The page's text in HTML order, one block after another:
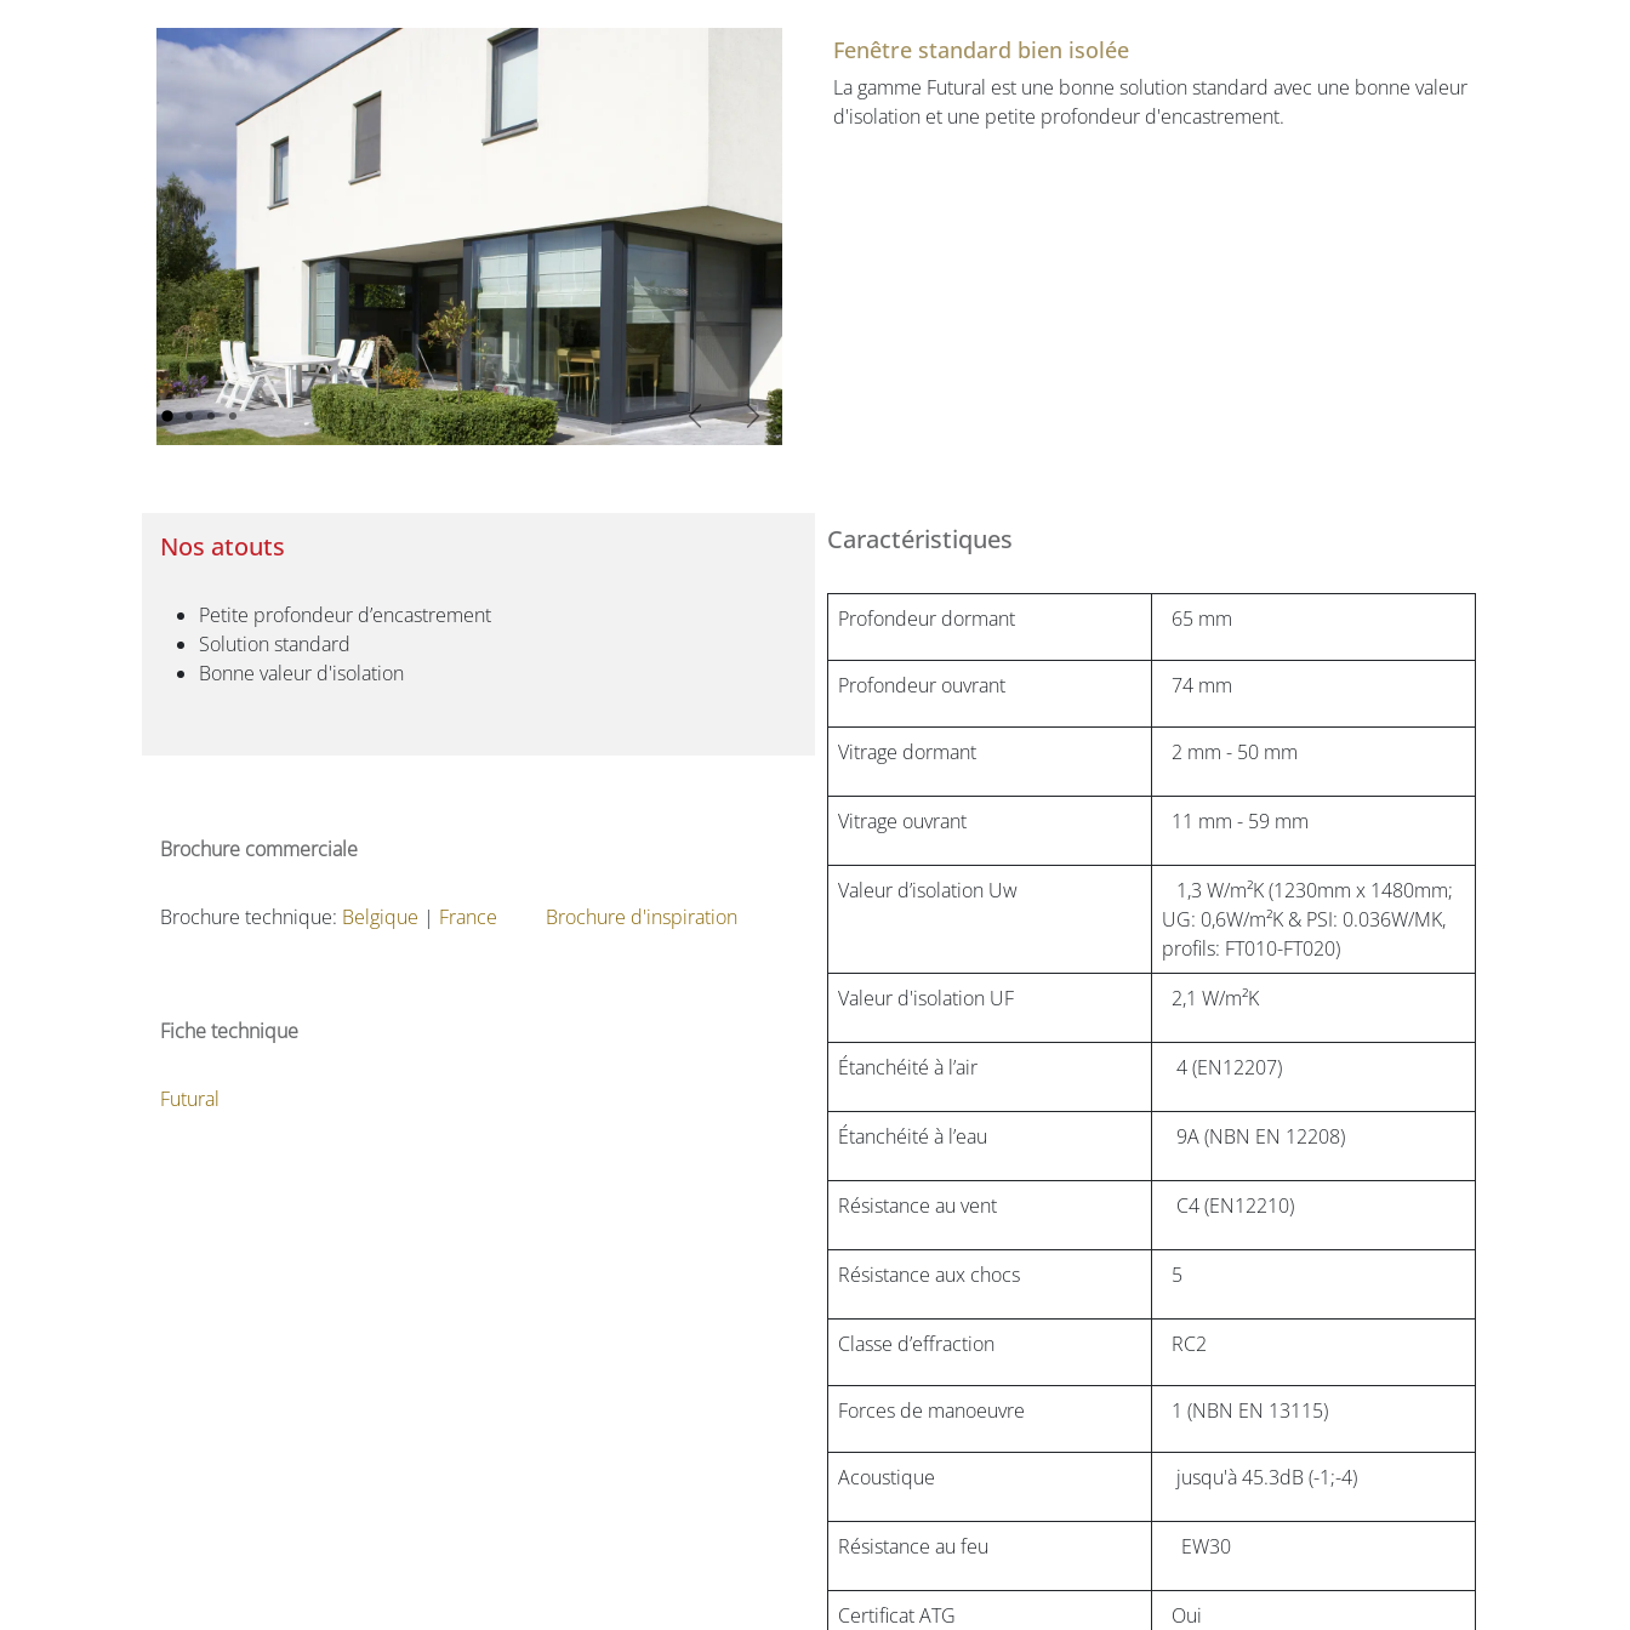
VorigeVolgende
Fenêtre standard bien isolée
La gamme Futural est une bonne solution standard avec une bonne valeur
d'isolation et une petite profondeur d'encastrement.
Nos atouts
Petite profondeur d’encastrement
Solution standard
Bonne valeur d'isolation
Caractéristiques
Profondeur dormant 65 mm
Profondeur ouvrant 74 mm
Vitrage dormant 2 mm - 50 mm
Vitrage ouvrant 11 mm - 59 mm
Valeur d’isolation Uw
1,3 W/m²K (1230mm x 1480mm;
UG: 0,6W/m²K & PSI: 0.036W/MK,
profils: FT010-FT020)
Valeur d'isolation UF
2,1 W/m²K
Étanchéité à l’air 4 (EN12207)
Étanchéité à l’eau 9A (NBN EN 12208)
Résistance au vent C4 (EN12210)
Résistance aux chocs 5
Classe d’effraction RC2
Forces de manoeuvre 1 (NBN EN 13115)
Acoustique jusqu'à 45.3dB (-1;-4)
Résistance au feu EW30
Certificat ATG Oui
Brochure commerciale
Brochure technique: Belgique | France Brochure d'inspiration
Fiche technique
Futural